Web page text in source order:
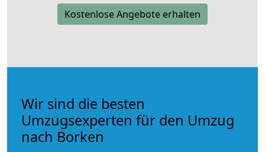
Kostenlose Angebote erhalten
Wir sind die besten
Umzugsexperten für den Umzug
nach Borken